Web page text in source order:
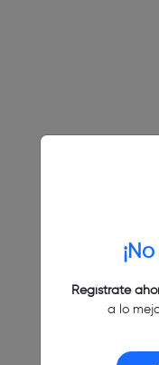
Regístrate
a lo